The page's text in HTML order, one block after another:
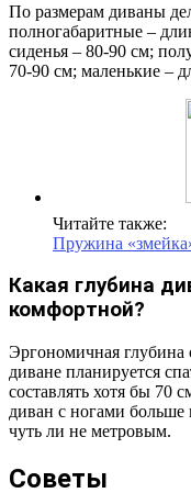
По размерам диваны
полногабаритные –
сиденья – 80-90 см;
70-90 см; маленькие –
Читайте также:
Пружина
Какая глубина
комфортной?
Эргономичная глубина
диване планируется
составлять хотя бы 70
диван с ногами больше
чуть ли не метровым.
Советы